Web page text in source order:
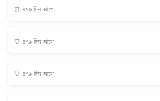
⏰ ৪৭৯ দিন আগে
⏰ ৪৭৯ দিন আগে
⏰ ৪৭৯ দিন আগে